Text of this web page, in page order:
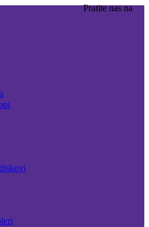
Pratite nas na